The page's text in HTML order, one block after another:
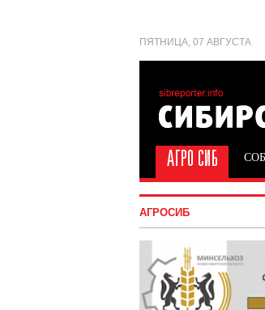
ПЯТНИЦА, 07 АВГУСТА
АГРОСИБ